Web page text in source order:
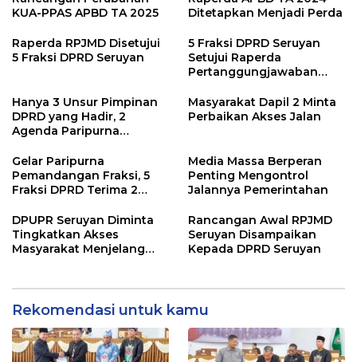
KUA-PPAS APBD TA 2025
Ditetapkan Menjadi Perda
Raperda RPJMD Disetujui
5 Fraksi DPRD Seruyan
5 Fraksi DPRD Seruyan
Setujui Raperda
Pertanggungjawaban
2024
Hanya 3 Unsur Pimpinan
DPRD yang Hadir, 2
Agenda Paripurna
Masyarakat Dapil 2 Minta
Perbaikan Akses Jalan
Gelar Paripurna
Pemandangan Fraksi, 5
Fraksi DPRD Terima 2
Media Massa Berperan
Penting Mengontrol
Jalannya Pemerintahan
DPUPR Seruyan Diminta
Tingkatkan Akses
Masyarakat Menjelang
Rancangan Awal RPJMD
Seruyan Disampaikan
Kepada DPRD Seruyan
Rekomendasi untuk kamu